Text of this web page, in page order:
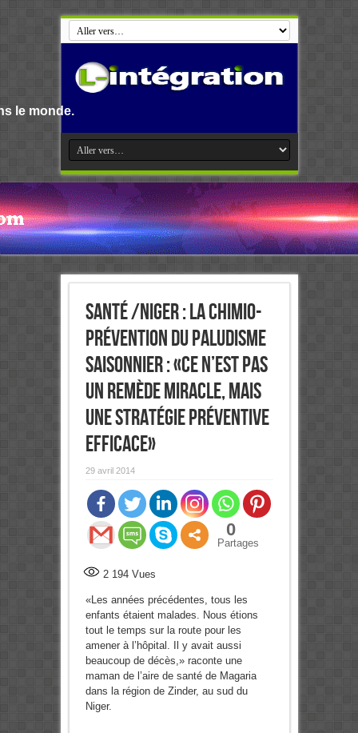
Santé /NIGER : La chimio-
prévention du paludisme
saisonnier : «Ce n’est pas
un remède miracle, mais
une stratégie préventive
efficace»
29 avril 2014
0
Partages
2 194Vues
«Les années précédentes, tous les
enfants étaient malades. Nous étions
tout le temps sur la route pour les
amener à l’hôpital. Il y avait aussi
beaucoup de décès,» raconte une
maman de l’aire de santé de Magaria
dans la région de Zinder, au sud du
Niger.